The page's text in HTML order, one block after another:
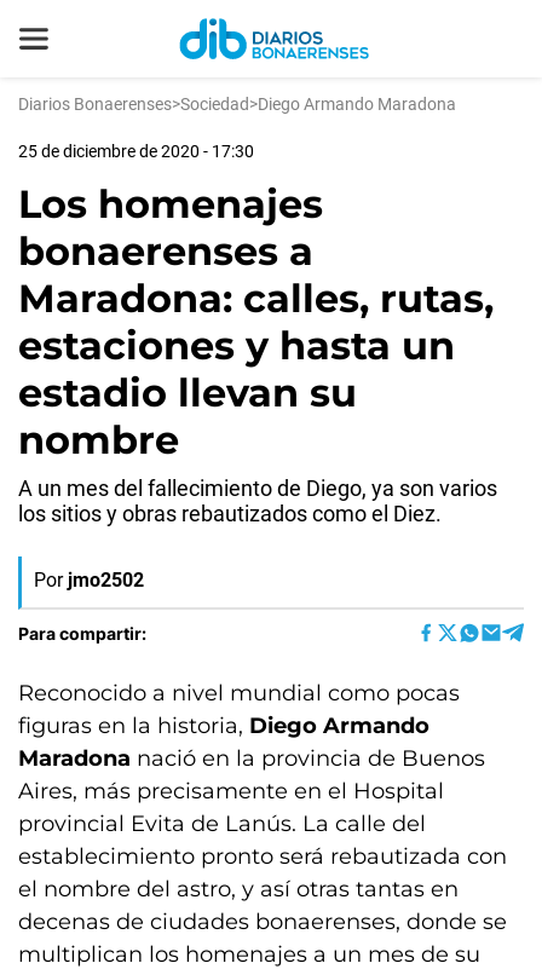
Diarios Bonaerenses>Sociedad>Diego Armando Maradona
25 de diciembre de 2020 - 17:30
Los homenajes
bonaerenses a
Maradona: calles, rutas,
estaciones y hasta un
estadio llevan su
nombre
A un mes del fallecimiento de Diego, ya son varios
los sitios y obras rebautizados como el Diez.
Por jmo2502
Para compartir:
Reconocido a nivel mundial como pocas
figuras en la historia, Diego Armando
Maradona nació en la provincia de Buenos
Aires, más precisamente en el Hospital
provincial Evita de Lanús. La calle del
establecimiento pronto será rebautizada con
el nombre del astro, y así otras tantas en
decenas de ciudades bonaerenses, donde se
multiplican los homenajes a un mes de su